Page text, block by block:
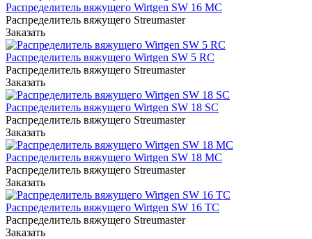
Распределитель вяжущего Wirtgen SW 16 MC
Распределитель вяжущего Streumaster
Заказать
Распределитель вяжущего Wirtgen SW 5 RC
Распределитель вяжущего Streumaster
Заказать
Распределитель вяжущего Wirtgen SW 18 SC
Распределитель вяжущего Streumaster
Заказать
Распределитель вяжущего Wirtgen SW 18 MC
Распределитель вяжущего Streumaster
Заказать
Распределитель вяжущего Wirtgen SW 16 TC
Распределитель вяжущего Streumaster
Заказать